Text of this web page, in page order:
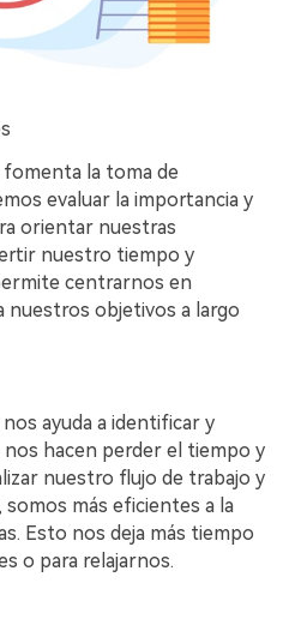
la toma de
evaluar la importancia y
orientar nuestras
nuestro tiempo y
centrarnos en
nuestros objetivos a largo
ayuda a identificar y
nos hacen perder el tiempo y
nuestro flujo de trabajo y
más eficientes a la
Esto nos deja más tiempo
o para relajarnos.